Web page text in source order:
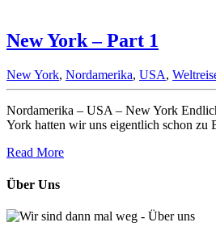
New York – Part 1
New York, Nordamerika, USA,
Nordamerika – USA – New York
York hatten wir uns eigentlich schon
Read More
Über Uns